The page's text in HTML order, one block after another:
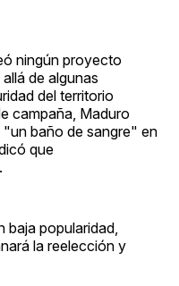
ningún proyecto
de algunas
del territorio
campaña, Maduro
"un baño de sangre" en
que
baja popularidad,
la reelección y